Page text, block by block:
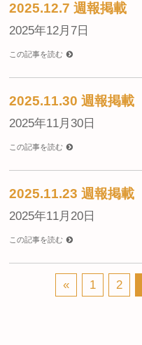
2025.12.7 週報掲載
2025年12月7日
この記事を読む
2025.11.30 週報掲載
2025年11月30日
この記事を読む
2025.11.23 週報掲載
2025年11月20日
この記事を読む
« 1 2